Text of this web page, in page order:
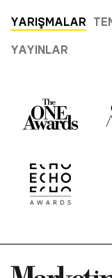
YARIŞMALAR
YAYINLAR